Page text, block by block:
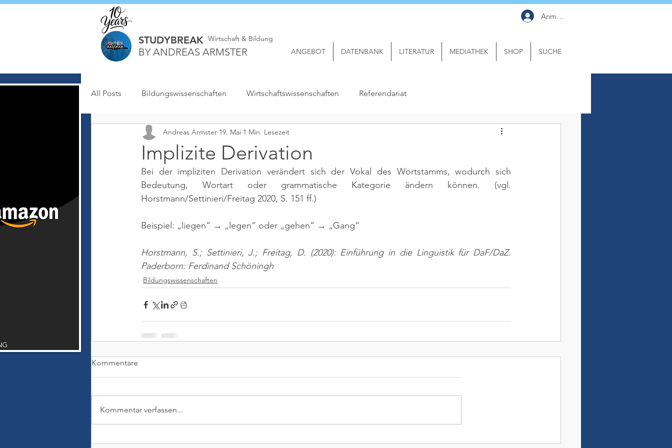
STUDYBREAK
BY ANDREAS ARMSTER
Wirtschaft & Bildung
Anmelden
ANGEBOT DATENBANK LITERATUR MEDIATHEK SHOP SUCHE
All Posts Bildungswissenschaften Wirtschaftswissenschaften Referendariat
Implizite Derivation
Andreas Armster 19. Mai 1 Min. Lesezeit
Bei der impliziten Derivation verändert sich der Vokal des Wortstamms, wodurch sich
Bedeutung, Wortart oder grammatische Kategorie ändern können. (vgl.
Horstmann/Settinieri/Freitag 2020, S. 151 ff.)
Beispiel: „liegen“ → „legen“ oder „gehen“ → „Gang“
Horstmann, S.; Settinieri, J.; Freitag, D. (2020): Einführung in die Linguistik für DaF/DaZ.
Paderborn: Ferdinand Schöningh
Bildungswissenschaften
Kommentare
Kommentar verfassen...